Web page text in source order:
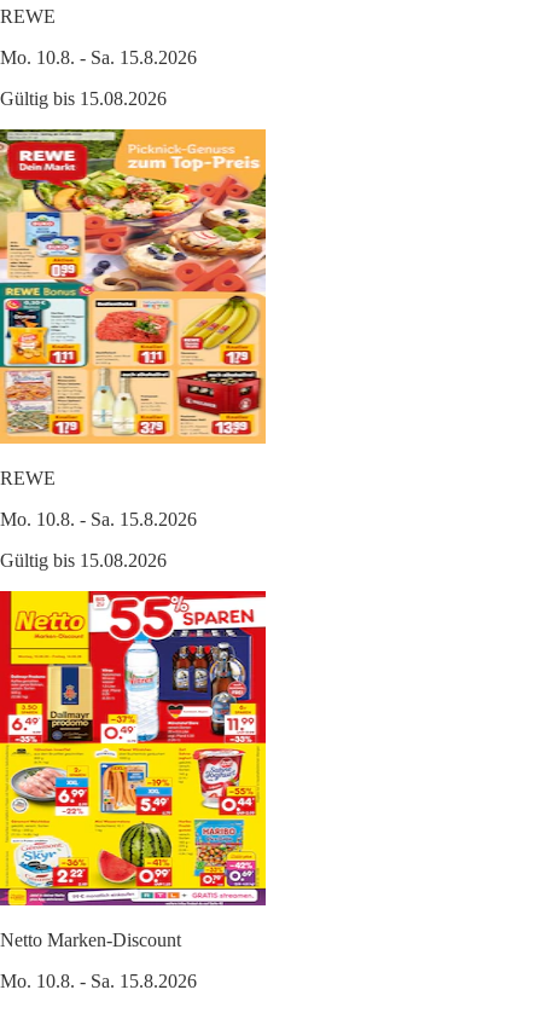
REWE
Mo. 10.8. - Sa. 15.8.2026
Gültig bis 15.08.2026
REWE
Mo. 10.8. - Sa. 15.8.2026
Gültig bis 15.08.2026
Netto Marken-Discount
Mo. 10.8. - Sa. 15.8.2026